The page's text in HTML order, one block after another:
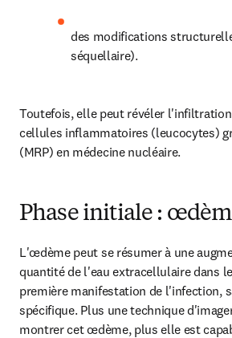
des modifications
séquellaire).
Toutefois, elle peut révéler
cellules inflammatoires (leucocytes)
(MRP) en médecine nucléaire.
Phase initiale :
L'œdème peut se résumer à une
quantité de l'eau extracellulaire dans
première manifestation de l'infection,
spécifique. Plus une technique
montrer cet œdème, plus elle est